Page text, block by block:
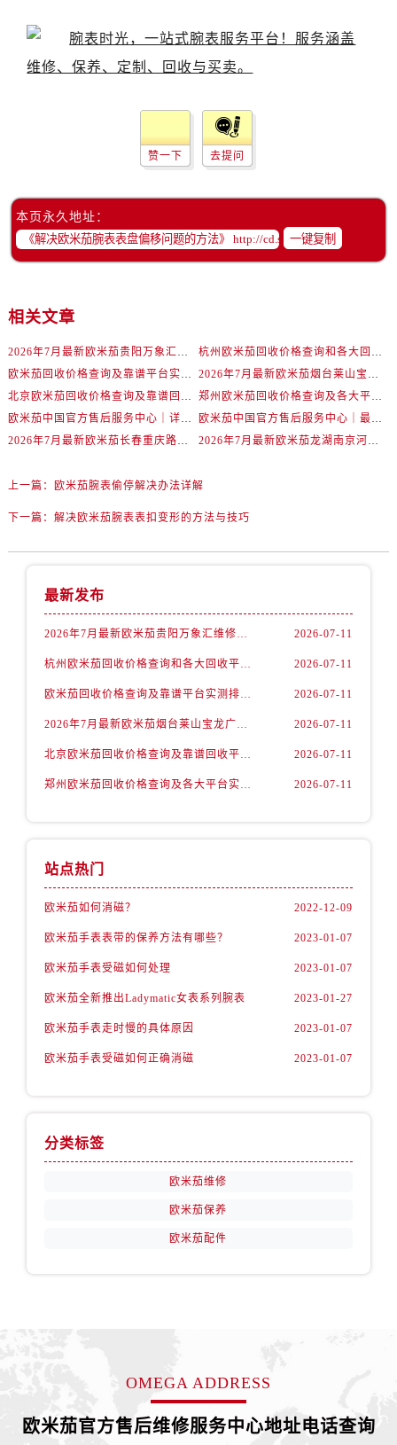
辽宁省阜新市海州区解放大街欧米茄售后服务中心（需提前预约）
内蒙古自治区巴彦淖尔市临河区新华街欧米茄售后服务中心（需提前预约）
内蒙古自治区包头市青山区幸福路甲3号王府井百货名表维修欧米茄售后服务中心（需提前预约）
内蒙古自治区赤峰市红山区哈达街欧米茄售后服务中心（需提前预约）
内蒙古自治区锡林郭勒盟市锡林浩特市光明街与额尔敦路交叉口欧米茄售后服务中心（需提前预约）
山西省长治市潞州区英雄中路欧米茄售后服务中心（需提前预约）
安徽省黄山市屯溪区黄山西路欧米茄售后服务中心（需提前预约）
福建省龙岩市新罗区九一南路欧米茄售后服务中心（需提前预约）
江苏省常州市新北区龙锦路1590号现代传媒中心5号楼10层1008室欧米茄售后服务中心（需提前预约）
赞一下 去提问
本页永久地址：
一键复制
相关文章
2026年7月最新欧米茄贵阳万象汇维修保养服务电话
杭州欧米茄回收价格查询和各大回收平台实测排行（2026年7月最新数据）
欧米茄回收价格查询及靠谱平台实测排行(2026年7月最新)
2026年7月最新欧米茄烟台莱山宝龙广场维修保养服务电话
北京欧米茄回收价格查询及靠谱回收平台实测排行（2026年7月最新数据）
郑州欧米茄回收价格查询及各大平台实测排行(2026年7月最新数据)
欧米茄中国官方售后服务中心｜详细地址与售后电话权威信息通知（2026年7月最新）
欧米茄中国官方售后服务中心｜最新维修地址及官方电话权威信息通告（2026年7月最新）
2026年7月最新欧米茄长春重庆路万达广场维修保养服务电话
2026年7月最新欧米茄龙湖南京河西天街维修保养服务电话
上一篇： 欧米茄腕表偷停解决办法详解
下一篇： 解决欧米茄腕表表扣变形的方法与技巧
最新发布
2026年7月最新欧米茄贵阳万象汇维修保养服务电话 2026-07-11
杭州欧米茄回收价格查询和各大回收平台实测排行（2026年7月最新数据） 2026-07-11
欧米茄回收价格查询及靠谱平台实测排行(2026年7月最新) 2026-07-11
2026年7月最新欧米茄烟台莱山宝龙广场维修保养服务电话 2026-07-11
北京欧米茄回收价格查询及靠谱回收平台实测排行（2026年7月最新数据） 2026-07-11
郑州欧米茄回收价格查询及各大平台实测排行(2026年7月最新数据) 2026-07-11
站点热门
欧米茄如何消磁？ 2022-12-09
欧米茄手表表带的保养方法有哪些？ 2023-01-07
欧米茄手表受磁如何处理 2023-01-07
欧米茄全新推出Ladymatic女表系列腕表 2023-01-27
欧米茄手表走时慢的具体原因 2023-01-07
欧米茄手表受磁如何正确消磁 2023-01-07
分类标签
欧米茄维修
欧米茄保养
欧米茄配件
OMEGA ADDRESS
欧米茄官方售后维修服务中心地址电话查询